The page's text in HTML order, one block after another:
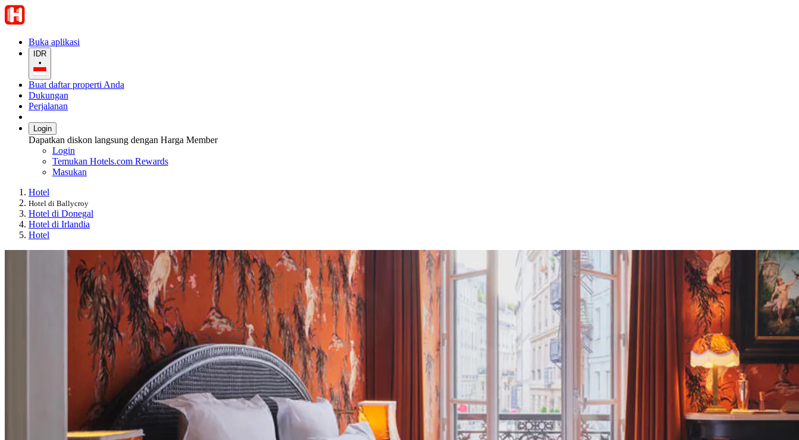
Buka aplikasi
IDR
•
Buat daftar properti Anda
Dukungan
Perjalanan
Login
Dapatkan diskon langsung dengan Harga Member
Login
Temukan Hotels.com Rewards
Masukan
Hotel
Hotel di Ballycroy
Hotel di Donegal
Hotel di Irlandia
Hotel